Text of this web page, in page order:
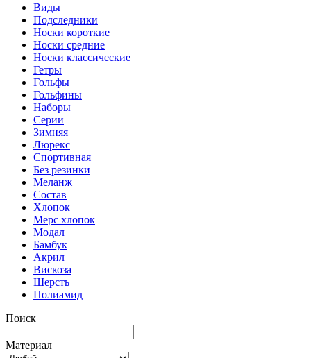
Виды
Подследники
Носки короткие
Носки средние
Носки классические
Гетры
Гольфы
Гольфины
Наборы
Серии
Зимняя
Люрекс
Спортивная
Без резинки
Меланж
Состав
Хлопок
Мерс хлопок
Модал
Бамбук
Акрил
Вискоза
Шерсть
Полиамид
Поиск
Материал